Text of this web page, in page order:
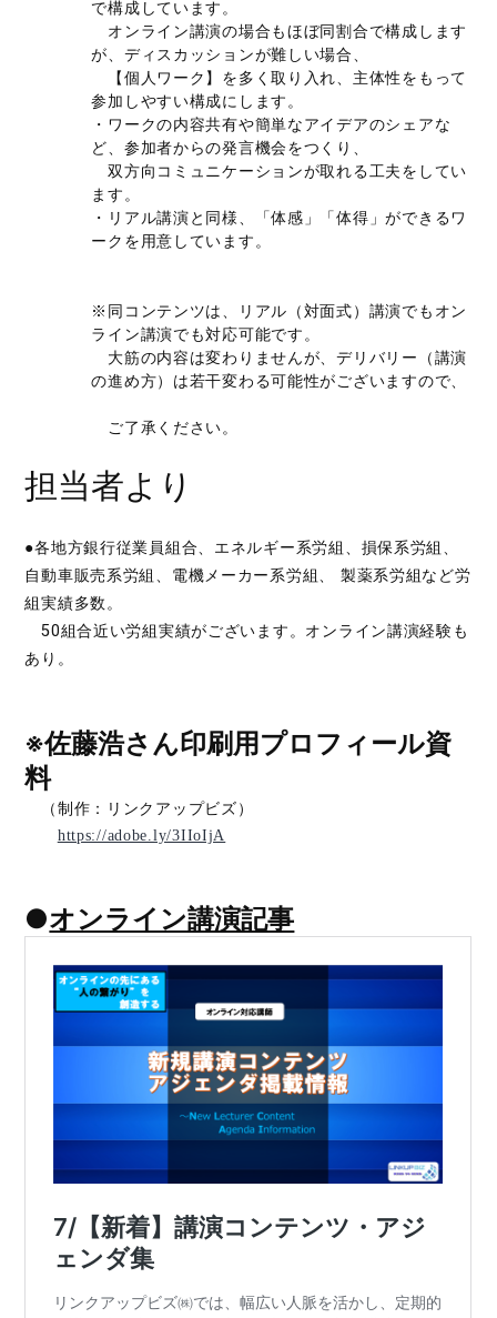
で構成しています。
オンライン講演の場合もほぼ同割合で構成します
が、ディスカッションが難しい場合、
【個人ワーク】を多く取り入れ、主体性をもって
参加しやすい構成にします。
・ワークの内容共有や簡単なアイデアのシェアな
ど、参加者からの発言機会をつくり、
双方向コミュニケーションが取れる工夫をしてい
ます。
・リアル講演と同様、「体感」「体得」ができるワ
ークを用意しています。
※同コンテンツは、リアル（対面式）講演でもオン
ライン講演でも対応可能です。
大筋の内容は変わりませんが、デリバリー（講演
の進め方）は若干変わる可能性がございますので、
ご了承ください。
担当者より
●各地方銀行従業員組合、エネルギー系労組、損保系労組、
自動車販売系労組、電機メーカー系労組、 製薬系労組など労
組実績多数。
50組合近い労組実績がございます。オンライン講演経験も
あり。
※佐藤浩さん印刷用プロフィール資
料
（制作：リンクアップビズ）
https://adobe.ly/3IIoIjA
●オンライン講演記事